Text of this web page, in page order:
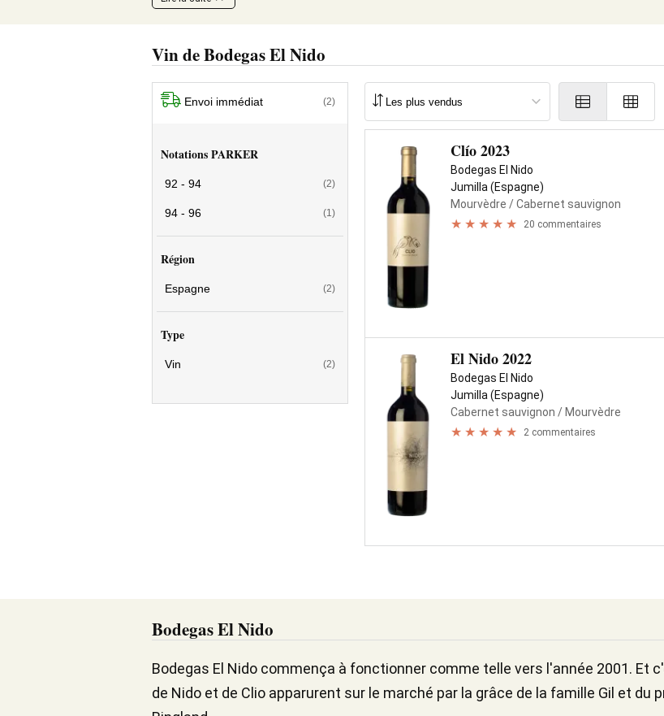
Vin de Bodegas El Nido
Envoi immédiat (2)
Notations PARKER
92 - 94 (2)
94 - 96 (1)
Région
Espagne (2)
Type
Vin (2)
Clío 2023
Bodegas El Nido
Jumilla (Espagne)
Mourvèdre / Cabernet sauvignon
20 commentaires
El Nido 2022
Bodegas El Nido
Jumilla (Espagne)
Cabernet sauvignon / Mourvèdre
2 commentaires
Bodegas El Nido
Bodegas El Nido commença à fonctionner comme telle vers l'année 2001. Et
de Nido et de Clio apparurent sur le marché par la grâce de la famille Gil et